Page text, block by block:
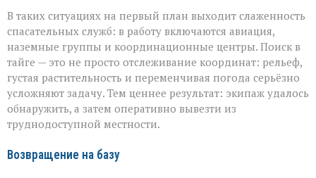
В таких ситуациях на первый план выходит слаженность
спасательных служб: в работу включаются авиация,
наземные группы и координационные центры. Поиск в
тайге — это не просто отслеживание координат: рельеф,
густая растительность и переменчивая погода серьёзно
усложняют задачу. Тем ценнее результат: экипаж удалось
обнаружить, а затем оперативно вывезти из
труднодоступной местности.
Возвращение на базу